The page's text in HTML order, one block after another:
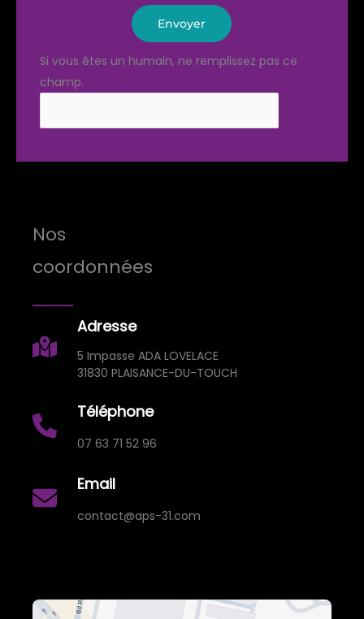
Envoyer
Si vous êtes un humain, ne remplissez pas ce
champ.
Nos
coordonnées
Adresse
5 Impasse ADA LOVELACE
31830 PLAISANCE-DU-TOUCH
Téléphone
07 63 71 52 96
Email
contact@aps-31.com